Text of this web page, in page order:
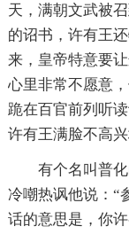
天，满朝文武被
的诏书，许有王
来，皇帝特意要
心里非常不愿意
跪在百官前列听
许有王满脸不高兴
有个名叫普
冷嘲热讽他说：“
话的意思是，你